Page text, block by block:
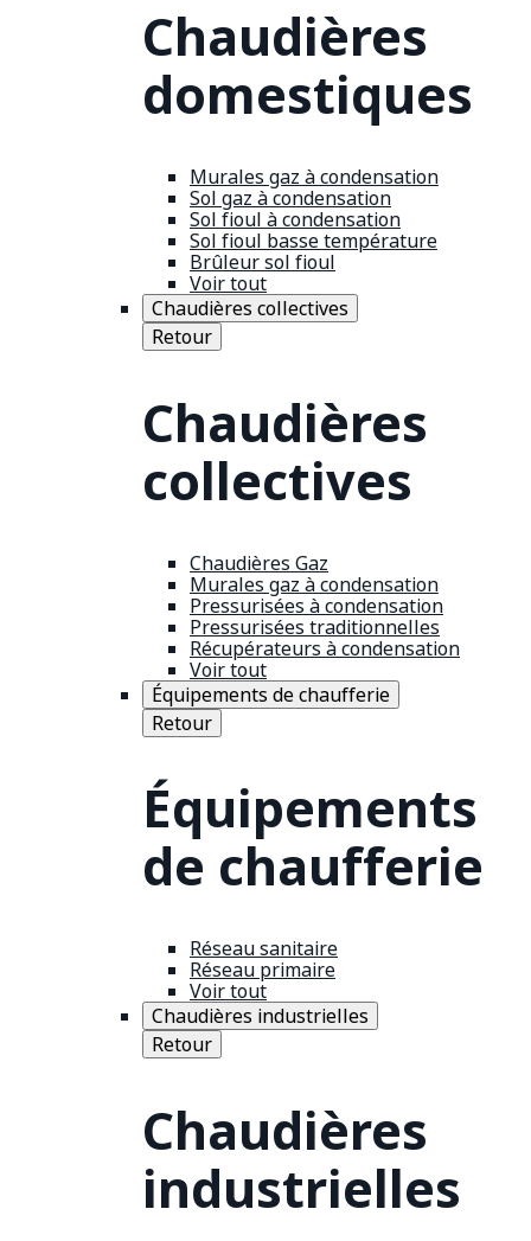
Chaudières
domestiques
Murales gaz à condensation
Sol gaz à condensation
Sol fioul à condensation
Sol fioul basse température
Brûleur sol fioul
Voir tout
Chaudières collectives
Retour
Chaudières
collectives
Chaudières Gaz
Murales gaz à condensation
Pressurisées à condensation
Pressurisées traditionnelles
Récupérateurs à condensation
Voir tout
Équipements de chaufferie
Retour
Équipements
de chaufferie
Réseau sanitaire
Réseau primaire
Voir tout
Chaudières industrielles
Retour
Chaudières
industrielles